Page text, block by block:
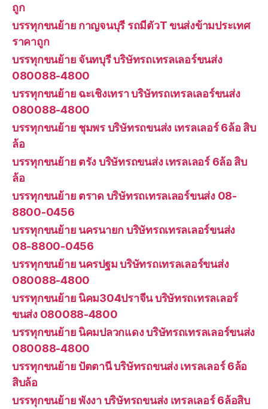
ถูก
บรรทุกขนย้าย กาญจนบุรี รถมีตัวT ขนส่งข้ามประเทศ
ราคาถูก
บรรทุกขนย้าย จันทบุรี บริษัทรถเทรลเลอร์ขนส่ง
080088-4800
บรรทุกขนย้าย ฉะเชิงเทรา บริษัทรถเทรลเลอร์ขนส่ง
080088-4800
บรรทุกขนย้าย ชุมพร บริษัทรถขนส่ง เทรลเลอร์ 6ล้อ สิบ
ล้อ
บรรทุกขนย้าย ตรัง บริษัทรถขนส่ง เทรลเลอร์ 6ล้อ สิบ
ล้อ
บรรทุกขนย้าย ตราด บริษัทรถเทรลเลอร์ขนส่ง 08-
8800-0456
บรรทุกขนย้าย นครนายก บริษัทรถเทรลเลอร์ขนส่ง
08-8800-0456
บรรทุกขนย้าย นครปฐม บริษัทรถเทรลเลอร์ขนส่ง
080088-4800
บรรทุกขนย้าย นิคม304ปราจีน บริษัทรถเทรลเลอร์
ขนส่ง 080088-4800
บรรทุกขนย้าย นิคมปลวกแดง บริษัทรถเทรลเลอร์ขนส่ง
080088-4800
บรรทุกขนย้าย ปัตตานี บริษัทรถขนส่ง เทรลเลอร์ 6ล้อ
สิบล้อ
บรรทุกขนย้าย พังงา บริษัทรถขนส่ง เทรลเลอร์ 6ล้อสิบ